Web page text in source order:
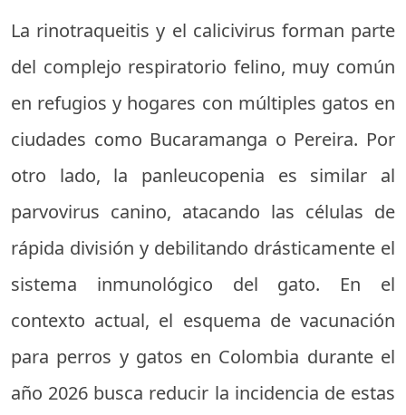
La rinotraqueitis y el calicivirus forman parte
del complejo respiratorio felino, muy común
en refugios y hogares con múltiples gatos en
ciudades como Bucaramanga o Pereira. Por
otro lado, la panleucopenia es similar al
parvovirus canino, atacando las células de
rápida división y debilitando drásticamente el
sistema inmunológico del gato. En el
contexto actual, el esquema de vacunación
para perros y gatos en Colombia durante el
año 2026 busca reducir la incidencia de estas